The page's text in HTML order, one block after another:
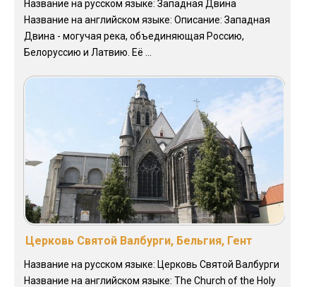
Название на русском языке: Западная Двина
Название на английском языке: Описание: Западная
Двина - могучая река, объединяющая Россию,
Белоруссию и Латвию. Её ...
Церковь Святой Валбурги, Бельгия, Гент
Название на русском языке: Церковь Святой Валбурги
Название на английском языке: The Church of the Holy